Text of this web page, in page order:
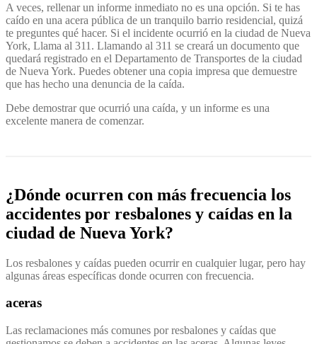
A veces, rellenar un informe inmediato no es una opción. Si te has
caído en una acera pública de un tranquilo barrio residencial, quizá
te preguntes qué hacer. Si el incidente ocurrió en la ciudad de Nueva
York, Llama al 311. Llamando al 311 se creará un documento que
quedará registrado en el Departamento de Transportes de la ciudad
de Nueva York. Puedes obtener una copia impresa que demuestre
que has hecho una denuncia de la caída.
Debe demostrar que ocurrió una caída, y un informe es una
excelente manera de comenzar.
¿Dónde ocurren con más frecuencia los
accidentes por resbalones y caídas en la
ciudad de Nueva York?
Los resbalones y caídas pueden ocurrir en cualquier lugar, pero hay
algunas áreas específicas donde ocurren con frecuencia.
aceras
Las reclamaciones más comunes por resbalones y caídas que